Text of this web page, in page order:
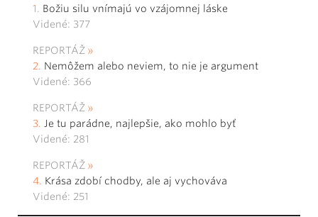
Božiu silu vnímajú vo vzájomnej láske
Videné: 377
REPORTÁŽ
Nemôžem alebo neviem, to nie je argument
Videné: 366
REPORTÁŽ
Je tu parádne, najlepšie, ako mohlo byť
Videné: 281
REPORTÁŽ
Krása zdobí chodby, ale aj vychováva
Videné: 251